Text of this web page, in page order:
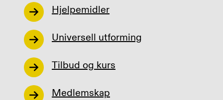
Hjelpemidler
Universell utforming
Tilbud og kurs
Medlemskap